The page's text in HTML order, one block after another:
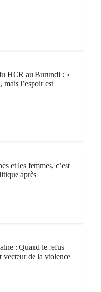
HCR au Burundi : «
mais l’espoir est
et les femmes, c’est
après
: Quand le refus
vecteur de la violence